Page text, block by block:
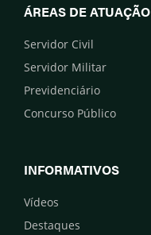
ÁREAS DE ATUAÇÃO
Servidor Civil
Servidor Militar
Previdenciário
Concurso Público
INFORMATIVOS
Vídeos
Destaques